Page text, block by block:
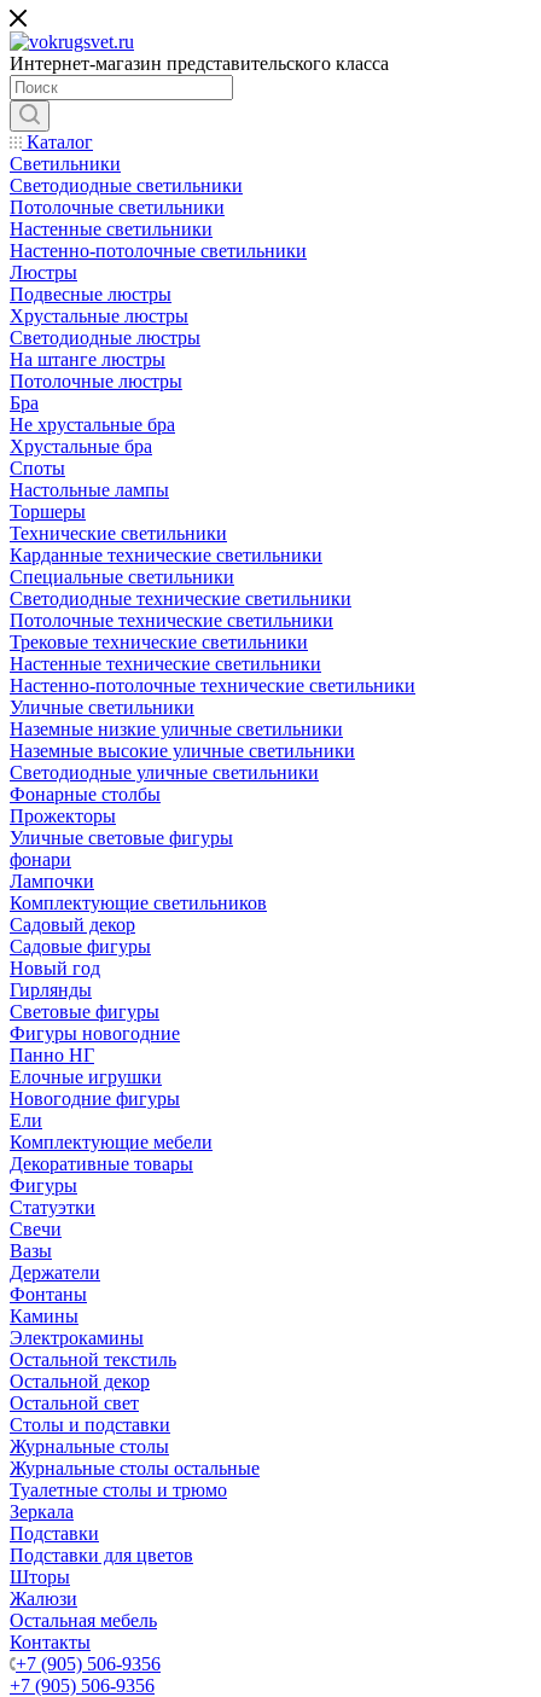
Интернет-магазин представительского класса
Каталог
Светильники
Светодиодные светильники
Потолочные светильники
Настенные светильники
Настенно-потолочные светильники
Люстры
Подвесные люстры
Хрустальные люстры
Светодиодные люстры
На штанге люстры
Потолочные люстры
Бра
Не хрустальные бра
Хрустальные бра
Споты
Настольные лампы
Торшеры
Технические светильники
Карданные технические светильники
Специальные светильники
Светодиодные технические светильники
Потолочные технические светильники
Трековые технические светильники
Настенные технические светильники
Настенно-потолочные технические светильники
Уличные светильники
Наземные низкие уличные светильники
Наземные высокие уличные светильники
Светодиодные уличные светильники
Фонарные столбы
Прожекторы
Уличные световые фигуры
фонари
Лампочки
Комплектующие светильников
Садовый декор
Садовые фигуры
Новый год
Гирлянды
Световые фигуры
Фигуры новогодние
Панно НГ
Елочные игрушки
Новогодние фигуры
Ели
Комплектующие мебели
Декоративные товары
Фигуры
Статуэтки
Свечи
Вазы
Держатели
Фонтаны
Камины
Электрокамины
Остальной текстиль
Остальной декор
Остальной свет
Столы и подставки
Журнальные столы
Журнальные столы остальные
Туалетные столы и трюмо
Зеркала
Подставки
Подставки для цветов
Шторы
Жалюзи
Остальная мебель
Контакты
+7 (905) 506-9356
+7 (905) 506-9356